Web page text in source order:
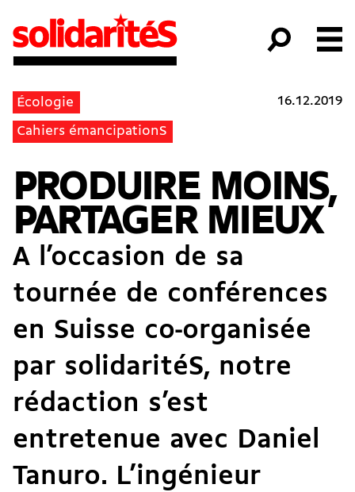
Écologie
Cahiers émancipationS
16.12.2019
PRODUIRE MOINS,
PARTAGER MIEUX
A l’occasion de sa
tournée de conférences
en Suisse co-organisée
par solidaritéS, notre
rédaction s’est
entretenue avec Daniel
Tanuro. L’ingénieur